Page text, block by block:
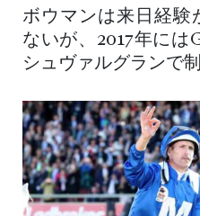
ボウマンは来日経験
ないが、2017年には
シュヴァルグランで